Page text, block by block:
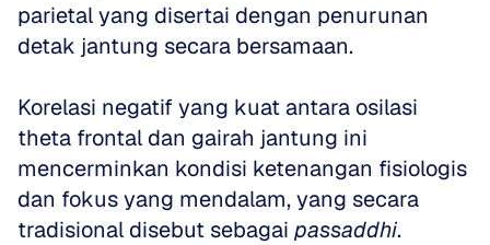
parietal yang disertai dengan penurunan
detak jantung secara bersamaan.
Korelasi negatif yang kuat antara osilasi
theta frontal dan gairah jantung ini
mencerminkan kondisi ketenangan fisiologis
dan fokus yang mendalam, yang secara
tradisional disebut sebagai passaddhi.